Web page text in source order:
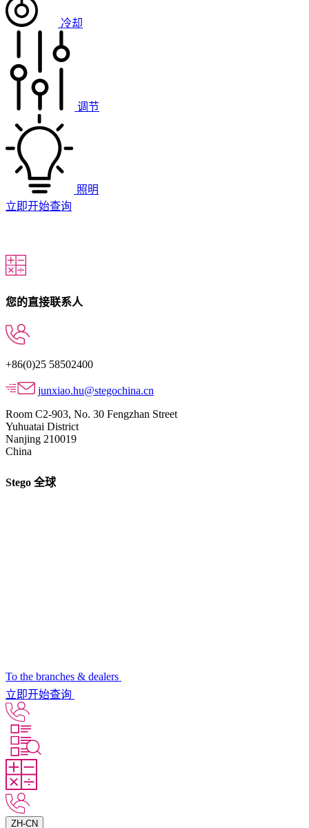
冷却
调节
照明
立即开始查询
您的直接联系人
+86(0)25 58502400
junxiao.hu@stegochina.cn
Room C2-903, No. 30 Fengzhan Street
Yuhuatai District
Nanjing 210019
China
Stego 全球
To the branches & dealers
立即开始查询
ZH-CN